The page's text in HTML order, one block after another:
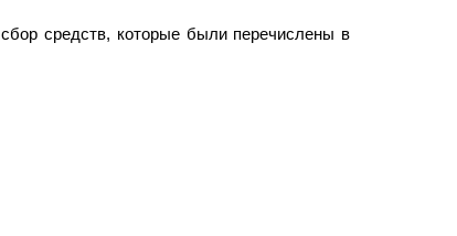
средств, которые были перечислены в